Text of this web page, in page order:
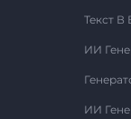
Текст
ИИ
ИИ